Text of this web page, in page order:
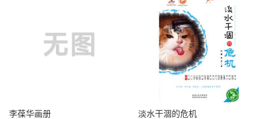
李葆华画册 淡水干涸的危机